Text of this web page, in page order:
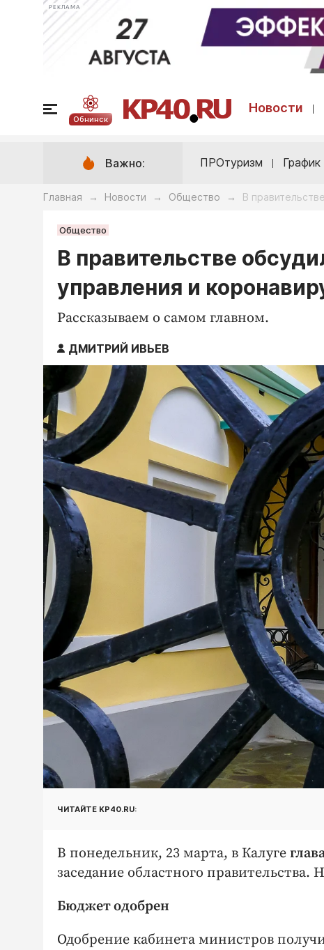
РЕКЛАМА
Обнинск
Новости
Важно: ПРОтуризм
Главная → Новости → Общество → В
Общество
В правительстве
управления и
Рассказываем о самом главном.
ДМИТРИЙ ИВЬЕВ
ЧИТАЙТЕ KP40.RU:
В понедельник, 23 марта, в Калуге
заседание областного
Бюджет одобрен
Одобрение кабинета министров